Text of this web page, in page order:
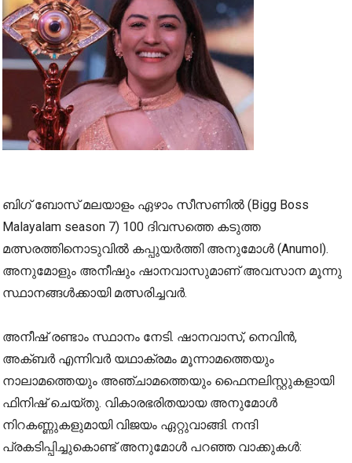
ബിഗ് ബോസ് മലയാളം ഏഴാം സീസണിൽ (Bigg Boss
Malayalam season 7) 100 ദിവസത്തെ കടുത്ത
മത്സരത്തിനൊടുവിൽ കപ്പുയർത്തി അനുമോൾ (Anumol).
അനുമോളും അനീഷും ഷാനവാസുമാണ് അവസാന മൂന്നു
സ്ഥാനങ്ങൾക്കായി മത്സരിച്ചവർ.
അനീഷ് രണ്ടാം സ്ഥാനം നേടി. ഷാനവാസ്, നെവിൻ,
അക്ബർ എന്നിവർ യഥാക്രമം മൂന്നാമത്തെയും
നാലാമത്തെയും അഞ്ചാമത്തെയും ഫൈനലിസ്റ്റുകളായി
ഫിനിഷ് ചെയ്തു. വികാരഭരിതയായ അനുമോൾ
നിറകണ്ണുകളുമായി വിജയം ഏറ്റുവാങ്ങി. നന്ദി
പ്രകടിപ്പിച്ചുകൊണ്ട് അനുമോൾ പറഞ്ഞ വാക്കുകൾ: